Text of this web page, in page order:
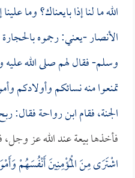
الله ما لنا إذا بايعناك؟ وما
الأنصار -يعني: رجموه
وسلم- فقال لهم صلى الله عليه
تمنعوا منه نسائكم وأولادكم
الجنة، فقامابن رواحةفقال:
فأخذها بيعة عند الله عز وجل،
اشْتَرَى مِنَ الْمُؤْمِنِينَ أَنْفُسَهُمْ